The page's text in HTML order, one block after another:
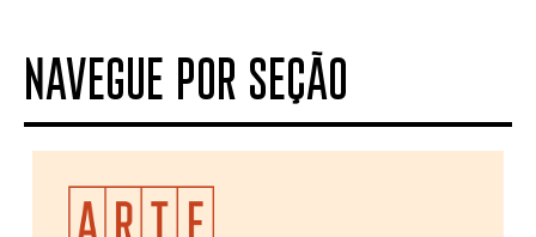
NAVEGUE POR SEÇÃO